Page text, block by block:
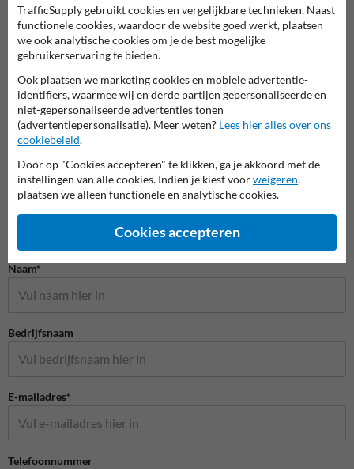
Parkeerborden (toegestaan)
Entree- en toegangsborden
Eigen terrein borden
Stel je vraag aan Veiligheidsbord.nl
Naam*
Bedrijfsnaam
E-mailadres*
Telefoonnummer
TrafficSupply gebruikt cookies en vergelijkbare technieken. Naast
functionele cookies, waardoor de website goed werkt, plaatsen
we ook analytische cookies om je de best mogelijke
gebruikerservaring te bieden.
Ook plaatsen we marketing cookies en mobiele advertentie-
identifiers, waarmee wij en derde partijen gepersonaliseerde en
niet-gepersonaliseerde advertenties tonen
(advertentiepersonalisatie). Meer weten? Lees hier alles over ons
cookiebeleid.
Door op "Cookies accepteren" te klikken, ga je akkoord met de
instellingen van alle cookies. Indien je kiest voorweigeren,
plaatsen we alleen functionele en analytische cookies.
Cookies accepteren